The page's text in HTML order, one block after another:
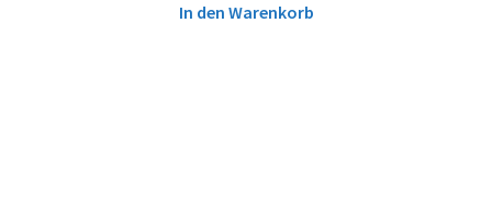
In den Warenkorb